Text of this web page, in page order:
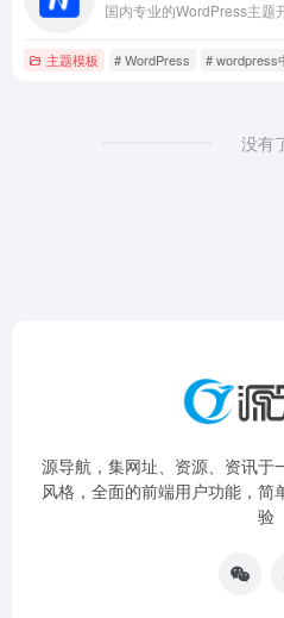
主题模板 # WordPress # wordpress
没有
源导航，集网址、资源、资讯于
风格，全面的前端用户功能，
验